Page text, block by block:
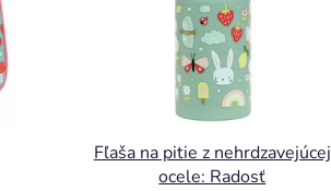
Fľaša na pitie z nehrdzavejúcej
ocele: Radosť